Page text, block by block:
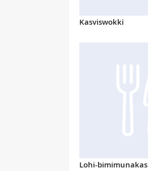
Kasviswokki
Lohi-bimimunakas